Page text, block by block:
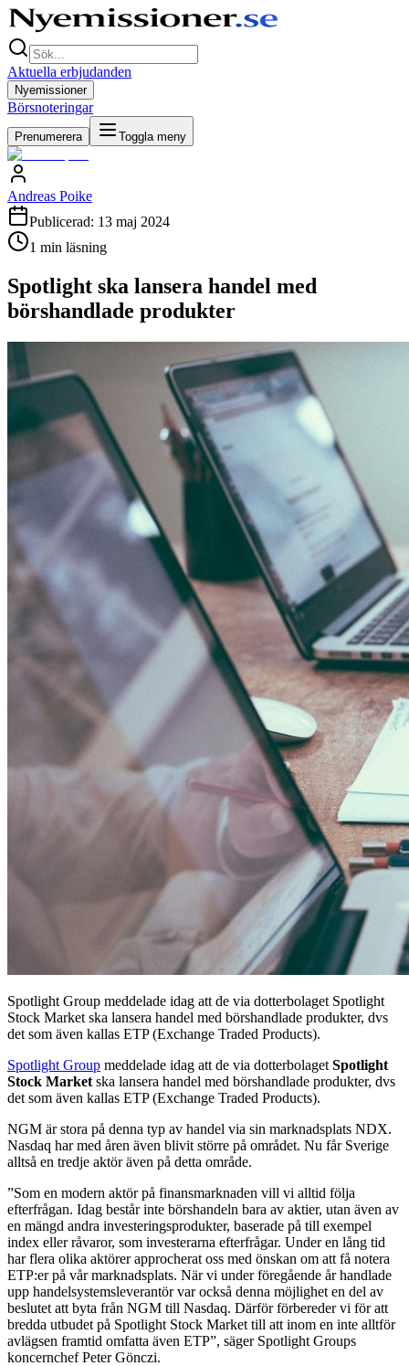
Aktuella erbjudanden
Nyemissioner
Börsnoteringar
Prenumerera Toggla meny
Andreas Poike
Publicerad: 13 maj 2024
1 min läsning
Spotlight ska lansera handel med
börshandlade produkter
Spotlight Group meddelade idag att de via dotterbolaget Spotlight
Stock Market ska lansera handel med börshandlade produkter, dvs
det som även kallas ETP (Exchange Traded Products).
Spotlight Group meddelade idag att de via dotterbolaget Spotlight
Stock Market ska lansera handel med börshandlade produkter, dvs
det som även kallas ETP (Exchange Traded Products).
NGM är stora på denna typ av handel via sin marknadsplats NDX.
Nasdaq har med åren även blivit större på området. Nu får Sverige
alltså en tredje aktör även på detta område.
”Som en modern aktör på finansmarknaden vill vi alltid följa
efterfrågan. Idag består inte börshandeln bara av aktier, utan även av
en mängd andra investeringsprodukter, baserade på till exempel
index eller råvaror, som investerarna efterfrågar. Under en lång tid
har flera olika aktörer approcherat oss med önskan om att få notera
ETP:er på vår marknadsplats. När vi under föregående år handlade
upp handelsystemsleverantör var också denna möjlighet en del av
beslutet att byta från NGM till Nasdaq. Därför förbereder vi för att
bredda utbudet på Spotlight Stock Market till att inom en inte alltför
avlägsen framtid omfatta även ETP”, säger Spotlight Groups
koncernchef Peter Gönczi.